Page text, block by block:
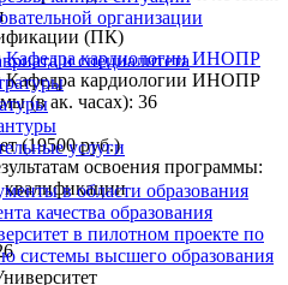
организации
и специалитета
услуги
в области образования
качества образования
в пилотном проекте по
системы высшего образования
(ПК)
Кафедра кардиологии ИНОПР
Кафедра кардиологии ИНОПР
(в ак. часах): 36
(19500 руб.)
освоения программы: